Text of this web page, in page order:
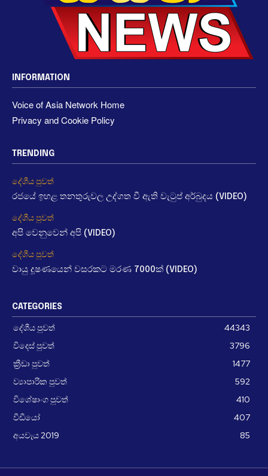
INFORMATION
Voice of Asia Network Home
Privacy and Cookie Policy
TRENDING
දේශීය පුවත්
රජයේ ඉහළ තනතුරුවල උද්ගත වී ඇති වැටුප් අර්බුදය (VIDEO)
දේශීය පුවත්
අපි වෙනුවෙන් අපි (VIDEO)
දේශීය පුවත්
වායු දූෂණයෙන් වසරකට මරණ 7000ක් (VIDEO)
CATEGORIES
දේශීය පුවත්
44343
විදෙස් පුවත්
3796
ක්‍රීඩා පුවත්
1477
ව්‍යාපාරික පුවත්
592
විශේෂාංග පුවත්
410
වීඩීයෝ
407
අයවැය 2019
85